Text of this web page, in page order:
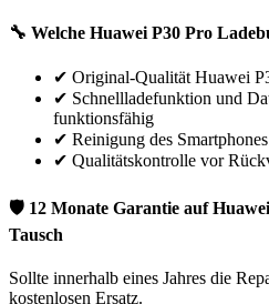
🔧 Welche Huawei P30 Pro
✔ Original-Qualität Huawei
✔ Schnellladefunktion und
funktionsfähig
✔ Reinigung des
✔ Qualitätskontrolle vor
🛡 12 Monate Garantie aufHuawei
Tausch
Sollte innerhalb eines Jahres die
kostenlosen Ersatz.